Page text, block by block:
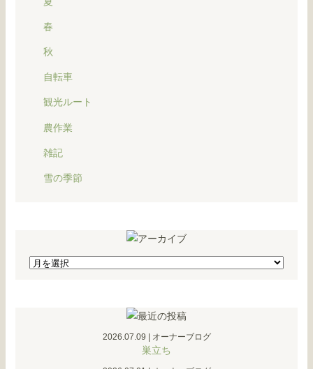
春
秋
自転車
観光ルート
農作業
雑記
雪の季節
2026.07.09 オーナーブログ
巣立ち